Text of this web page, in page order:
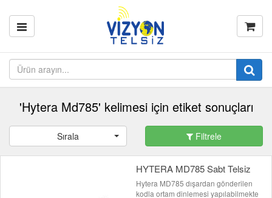
'Hytera Md785' kelimesi için etiket sonuçları
Sırala Filtrele
HYTERA MD785 Sabt Telsiz
Hytera MD785 dışardan gönderilen
kodla ortam dinlemesi yapılabilmekte